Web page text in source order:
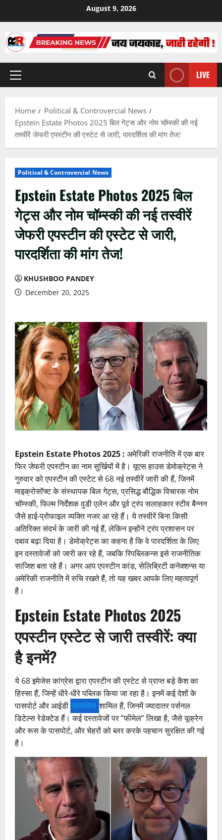
content
August 9, 2026
Primary
LIVE
Home
Political & Controvercial News
Epstein Estate Photos 2025 बिल गेट्स और नोम चॉम्स्की की नई
तस्वीरें जेफरी एपस्टीन की एस्टेट से जारी, पारदर्शिता की मांग तेज!
Political & Controvercial News
Epstein Estate Photos 2025 बिल
गेट्स और नोम चॉम्स्की की नई तस्वीरें
जेफरी एपस्टीन की एस्टेट से जारी,
पारदर्शिता की मांग तेज!
KHUSHBOO PANDEY
December 20, 2025
Epstein Estate Photos 2025 : अमेरिकी राजनीति में एक बार
फिर जेफरी एपस्टीन का नाम सुर्खियों में है। यूएस हाउस डेमोक्रेट्स ने
गुरुवार को एपस्टीन की एस्टेट से 68 नई तस्वीरें जारी की हैं, जिनमें
माइक्रोसॉफ्ट के संस्थापक बिल गेट्स, प्रसिद्ध बौद्धिक विचारक नोम
चॉम्स्की, फिल्म निर्देशक वुडी एलेन और पूर्व ट्रंप सलाहकार स्टीव बैन्नन
जैसे हाई-प्रोफाइल व्यक्ति नजर आ रहे हैं। ये तस्वीरें बिना किसी
अतिरिक्त संदर्भ के जारी की गई हैं, लेकिन इन्होंने ट्रंप प्रशासन पर
दबाव बढ़ा दिया है। डेमोक्रेट्स का कहना है कि वे पारदर्शिता के लिए
इन दस्तावेजों को जारी कर रहे हैं, जबकि रिपब्लिकन्स इसे राजनीतिक
साजिश बता रहे हैं। अगर आप एपस्टीन कांड, सेलिब्रिटी कनेक्शन्स या
अमेरिकी राजनीति में रुचि रखते हैं, तो यह खबर आपके लिए महत्वपूर्ण
है।
Epstein Estate Photos 2025
एपस्टीन एस्टेट से जारी तस्वीरें: क्या
है इनमें?
ये 68 इमेजेस कांग्रेस द्वारा एपस्टीन की एस्टेट से प्राप्त बड़े कैश का
हिस्सा हैं, जिन्हें धीरे-धीरे पब्लिक किया जा रहा है। इनमें कई देशों के
पासपोर्ट और आईडी दस्तावेज शामिल हैं, जिनमें ज्यादातर पर्सनल
डिटेल्स रेडेक्टेड हैं। कई दस्तावेजों पर “फीमेल” लिखा है, जैसे यूक्रेन
और रूस के पासपोर्ट, और चेहरों को ब्लर करके पहचान सुरक्षित की गई
है।